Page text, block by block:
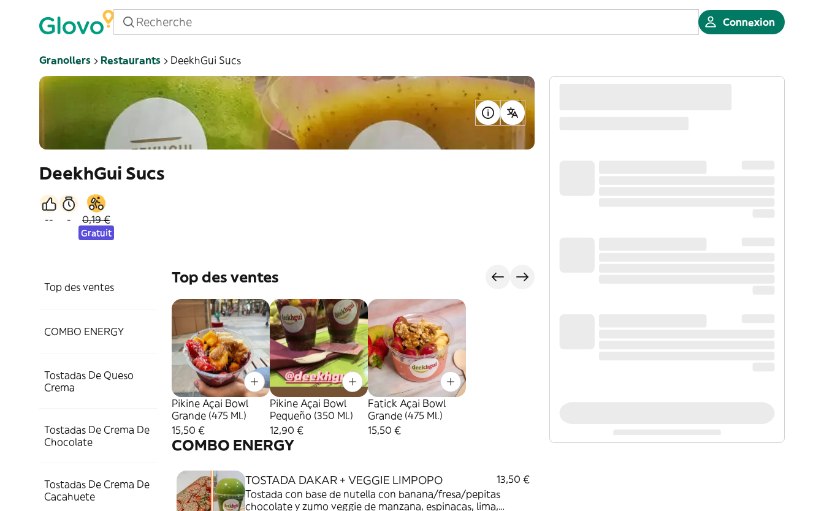
Connexion
Granollers Restaurants DeekhGui Sucs
DeekhGui Sucs
-- - 0,19 €
Gratuit
Top des ventes
COMBO ENERGY
Tostadas De Queso
Crema
Tostadas De Crema De
Chocolate
Tostadas De Crema De
Cacahuete
Top des ventes
Pikine Açai Bowl
Grande (475 Ml.)
15,50 €
Pikine Açai Bowl
Pequeño (350 Ml.)
12,90 €
Fatick Açai Bowl
Grande (475 Ml.)
15,50 €
COMBO ENERGY
TOSTADA DAKAR + VEGGIE LIMPOPO
13,50 €
Tostada con base de nutella con banana/fresa/pepitas
chocolate y zumo veggie de manzana, espinacas, lima,